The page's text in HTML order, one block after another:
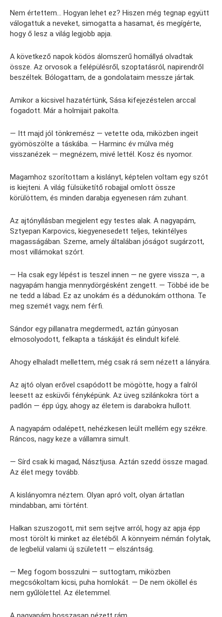
Nem értettem… Hogyan lehet ez? Hiszen még tegnap együtt
válogattuk a neveket, simogatta a hasamat, és megígérte,
hogy ő lesz a világ legjobb apja.
A következő napok ködös álomszerű homállyá olvadtak
össze. Az orvosok a felépülésről, szoptatásról, napirendről
beszéltek. Bólogattam, de a gondolataim messze jártak.
Amikor a kicsivel hazatértünk, Sása kifejezéstelen arccal
fogadott. Már a holmijait pakolta.
— Itt majd jól tönkremész — vetette oda, miközben ingeit
gyömöszölte a táskába. — Harminc év múlva még
visszanézek — megnézem, mivé lettél. Kosz és nyomor.
Magamhoz szorítottam a kislányt, képtelen voltam egy szót
is kiejteni. A világ fülsüketítő robajjal omlott össze
körülöttem, és minden darabja egyenesen rám zuhant.
Az ajtónyílásban megjelent egy testes alak. A nagyapám,
Sztyepan Karpovics, kiegyenesedett teljes, tekintélyes
magasságában. Szeme, amely általában jóságot sugárzott,
most villámokat szórt.
— Ha csak egy lépést is teszel innen — ne gyere vissza —, a
nagyapám hangja mennydörgésként zengett. — Többé ide be
ne tedd a lábad. Ez az unokám és a dédunokám otthona. Te
meg szemét vagy, nem férfi.
Sándor egy pillanatra megdermedt, aztán gúnyosan
elmosolyodott, felkapta a táskáját és elindult kifelé.
Ahogy elhaladt mellettem, még csak rá sem nézett a lányára.
Az ajtó olyan erővel csapódott be mögötte, hogy a falról
leesett az esküvői fényképünk. Az üveg szilánkokra tört a
padlón — épp úgy, ahogy az életem is darabokra hullott.
A nagyapám odalépett, nehézkesen leült mellém egy székre.
Ráncos, nagy keze a vállamra simult.
— Sírd csak ki magad, Násztjusa. Aztán szedd össze magad.
Az élet megy tovább.
A kislányomra néztem. Olyan apró volt, olyan ártatlan
mindabban, ami történt.
Halkan szuszogott, mit sem sejtve arról, hogy az apja épp
most törölt ki minket az életéből. A könnyeim némán folytak,
de legbelül valami új született — elszántság.
— Meg fogom bosszulni — suttogtam, miközben
megcsókoltam kicsi, puha homlokát. — De nem ököllel és
nem gyűlölettel. Az életemmel.